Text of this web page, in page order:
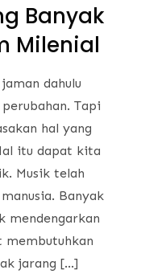
Banyak
Milenial
dahulu
Tapi
hal yang
itu dapat kita
Musik telah
Banyak
mendengarkan
membutuhkan
jarang […]